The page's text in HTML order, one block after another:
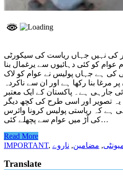
کی نہیں جہاں ریاست کی سیکورٹی
کو کئی دہائیوں سے یرغمال بنا
کی ہے جہاں پولیس نے عوام کو لاک
بنا رکھا ہے اور ان سے ناکردہ
جارہی ہے۔ پاکستان کے ایک معتبر
یہ تصویر اور اسی طرح کی کچھ دیگر
ہے کہ ریاستی پولیس کرونا وائرس
کی آڑ میں عوام سے پچھلے کئی…
Read More
IMPORTANT, , مضامین, ناروے
Translate